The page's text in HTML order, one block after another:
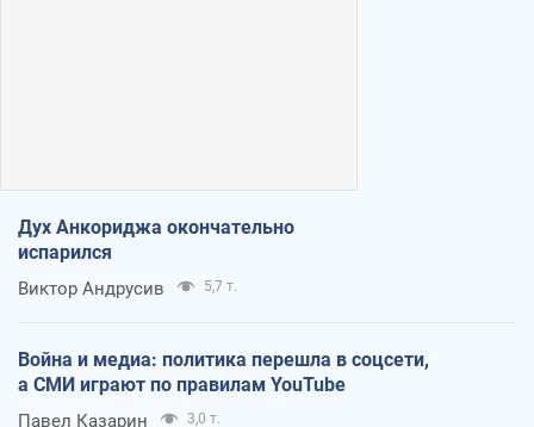
Дух Анкориджа окончательно
испарился
Виктор Андрусив 5,7 т.
Война и медиа: политика перешла в соцсети,
а СМИ играют по правилам YouTube
Павел Казарин 3,0 т.